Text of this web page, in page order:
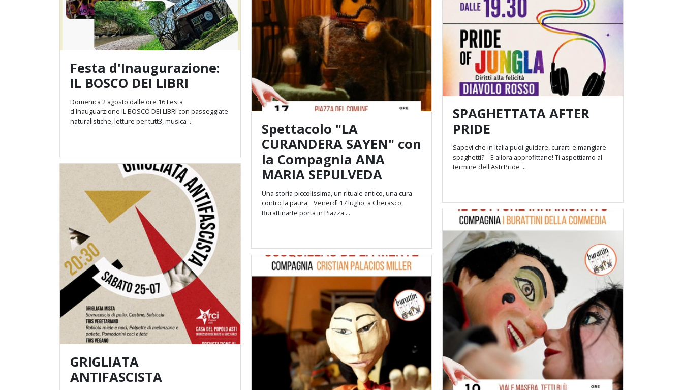
Festa d'Inaugurazione:
IL BOSCO DEI LIBRI
Domenica 2 agosto dalle ore 16 Festa
d'Inauguarzione IL BOSCO DEI LIBRI con passeggiate
naturalistiche, letture per tutt3, musica ...
GRIGLIATA
ANTIFASCISTA
Spettacolo "LA
CURANDERA SAYEN" con
la Compagnia ANA
MARIA SEPULVEDA
Una storia piccolissima, un rituale antico, una cura
contro la paura. Venerdì 17 luglio, a Cherasco,
Burattinarte porta in Piazza ...
SPAGHETTATA AFTER
PRIDE
Sapevi che in Italia puoi guidare, curarti e mangiare
spaghetti? E allora approfittane! Ti aspettiamo al
termine dell'Asti Pride ...